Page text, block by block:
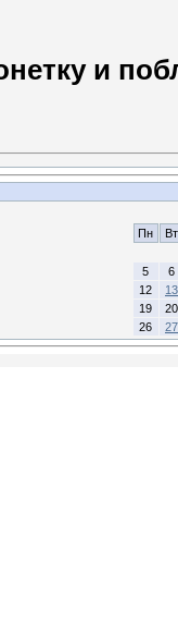
и
Пн Вт
5
6
12
13
19
20
26
27